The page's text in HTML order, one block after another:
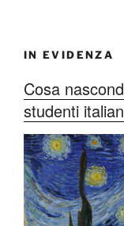
IN EVIDENZA
Cosa
studenti